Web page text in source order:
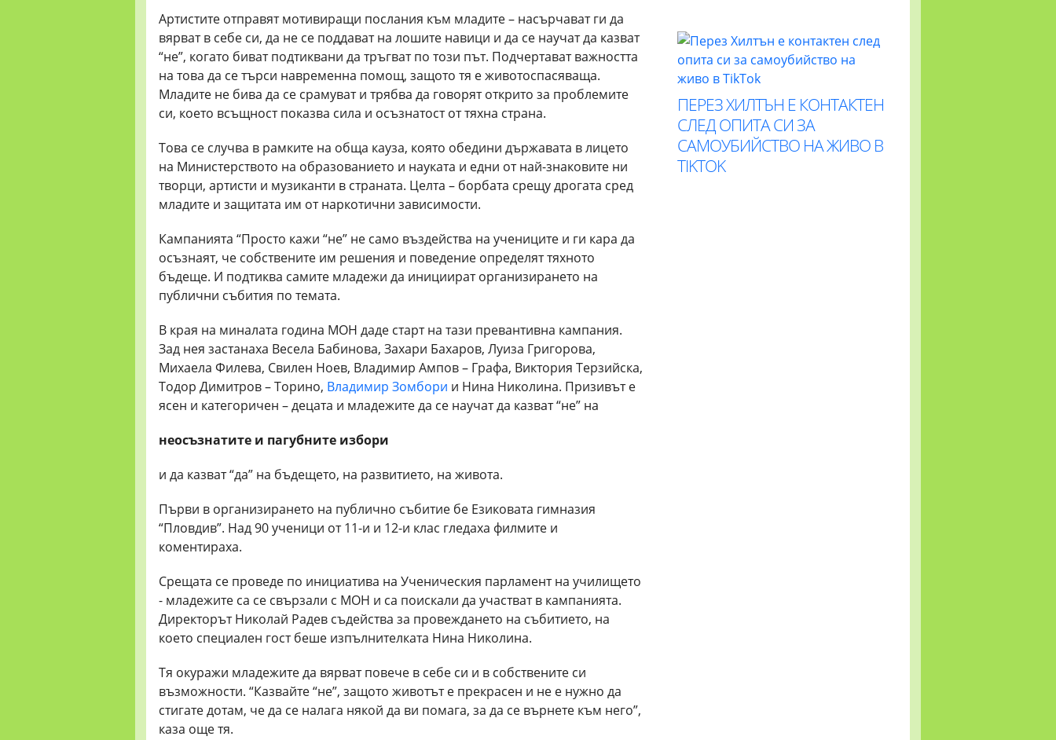
Артистите отправят мотивиращи послания към младите – насърчават ги да
вярват в себе си, да не се поддават на лошите навици и да се научат да казват
“не”, когато биват подтиквани да тръгват по този път. Подчертават важността
на това да се търси навременна помощ, защото тя е животоспасяваща.
Младите не бива да се срамуват и трябва да говорят открито за проблемите
си, което всъщност показва сила и осъзнатост от тяхна страна.
Това се случва в рамките на обща кауза, която обедини държавата в лицето
на Министерството на образованието и науката и едни от най-знаковите ни
творци, артисти и музиканти в страната. Целта – борбата срещу дрогата сред
младите и защитата им от наркотични зависимости.
Кампанията “Просто кажи “не” не само въздейства на учениците и ги кара да
осъзнаят, че собствените им решения и поведение определят тяхното
бъдеще. И подтиква самите младежи да инициират организирането на
публични събития по темата.
В края на миналата година МОН даде старт на тази превантивна кампания.
Зад нея застанаха Весела Бабинова, Захари Бахаров, Луиза Григорова,
Михаела Филева, Свилен Ноев, Владимир Ампов – Графа, Виктория Терзийска,
Тодор Димитров – Торино, Владимир Зомбори и Нина Николина. Призивът е
ясен и категоричен – децата и младежите да се научат да казват “не” на
неосъзнатите и пагубните избори
и да казват “да” на бъдещето, на развитието, на живота.
Първи в организирането на публично събитие бе Езиковата гимназия
“Пловдив”. Над 90 ученици от 11-и и 12-и клас гледаха филмите и
коментираха.
Срещата се проведе по инициатива на Ученическия парламент на училището
- младежите са се свързали с МОН и са поискали да участват в кампанията.
Директорът Николай Радев съдейства за провеждането на събитието, на
което специален гост беше изпълнителката Нина Николина.
Тя окуражи младежите да вярват повече в себе си и в собствените си
възможности. “Казвайте “не”, защото животът е прекрасен и не е нужно да
стигате дотам, че да се налага някой да ви помага, за да се върнете към него”,
каза още тя.
ПЕРЕЗ ХИЛТЪН Е КОНТАКТЕН
СЛЕД ОПИТА СИ ЗА
САМОУБИЙСТВО НА ЖИВО В
TIKTOK